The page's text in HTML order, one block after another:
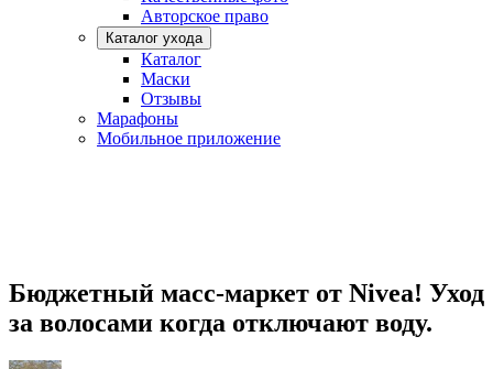
Авторское право
Каталог ухода
Каталог
Маски
Отзывы
Марафоны
Мобильное приложение
Бюджетный масс-маркет от Nivea! Уход
за волосами когда отключают воду.